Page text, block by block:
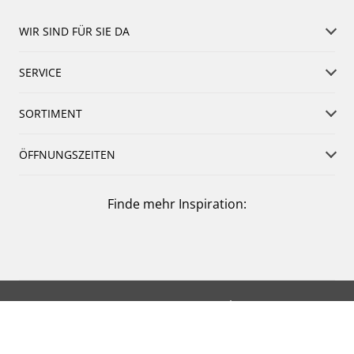
WIR SIND FÜR SIE DA
SERVICE
SORTIMENT
ÖFFNUNGSZEITEN
Finde mehr Inspiration:
Impressum Datenschutz